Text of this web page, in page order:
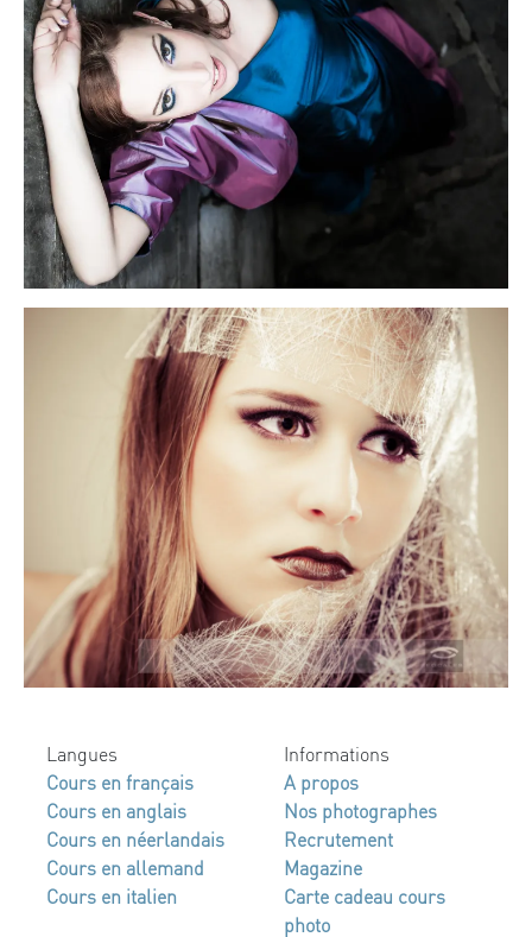
Langues
Cours en français
Cours en anglais
Cours en néerlandais
Cours en allemand
Cours en italien
Informations
A propos
Nos photographes
Recrutement
Magazine
Carte cadeau cours
photo